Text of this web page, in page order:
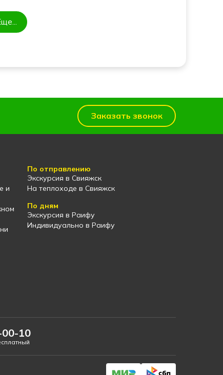
Заказать звонок
и
По отправлению
Экскурсия в Свияжск
На теплоходе в Свияжск
По дням
Экскурсия в Раифу
Индивидуально в Раифу
10